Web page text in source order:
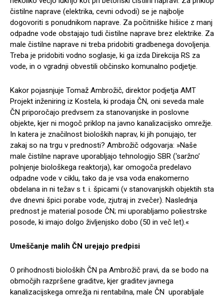
čistilne naprave (elektrika, cevni odvodi) se je najbolje
dogovoriti s ponudnikom naprave. Za počitniške hišice z manj
odpadne vode obstajajo tudi čistilne naprave brez elektrike. Za
male čistilne naprave ni treba pridobiti gradbenega dovoljenja.
Treba je pridobiti vodno soglasje, ki ga izda Direkcija RS za
vode, in o vgradnji obvestili občinsko komunalno podjetje.
Kakor pojasnjuje Tomaž Ambrožič, direktor podjetja AMT
Projekt inženiring iz Kostela, ki prodaja ČN, oni seveda male
ČN priporočajo predvsem za stanovanjske in poslovne
objekte, kjer ni mogoč priklop na javno kanalizacijsko omrežje.
In katera je značilnost bioloških naprav, ki jih ponujajo, ter
zakaj so na trgu v prednosti? Ambrožič odgovarja: »Naše
male čistilne naprave uporabljajo tehnologijo SBR (‘saržno’
polnjenje biološkega reaktorja), kar omogoča predelavo
odpadne vode v ciklu, tako da je vsa voda enakomerno
obdelana in ni težav s t. i. špicami (v stanovanjskih objektih sta
dve dnevni špici porabe vode, zjutraj in zvečer). Naslednja
prednost je material posode ČN; mi uporabljamo poliestrske
posode, ki imajo dolgo življenjsko dobo (50 in več let).«
Umeščanje malih ČN urejajo predpisi
O prihodnosti bioloških ČN pa Ambrožič pravi, da se bodo na
območjih razpršene graditve, kjer graditev javnega
kanalizacijskega omrežja ni rentabilna, male ČN uporabljale